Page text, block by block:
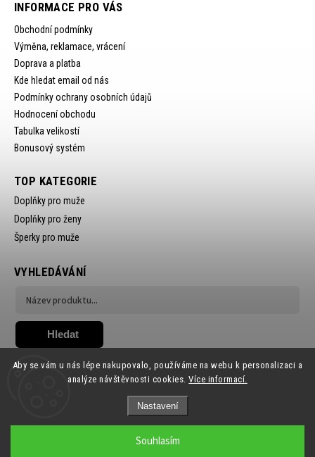
Aby se vám u nás lépe nakupovalo, používáme na webu k personalizaci a
analýze návštěvnosti cookies.Více informací.
Nastavení
Souhlasím
INFORMACE PRO VÁS
Obchodní podmínky
Výměna, reklamace, vrácení
Doprava a platba
Kde hledat email od nás
Podmínky ochrany osobních údajů
Hodnocení obchodu
Tabulka velikostí
Bonusový systém
TOP KATEGORIE
Doplňky pro muže
Doplňky pro ženy
Šperky pro muže
VYHLEDÁVÁNÍ
Hledat
Ewena.CZ. Všechna práva vyhrazena.